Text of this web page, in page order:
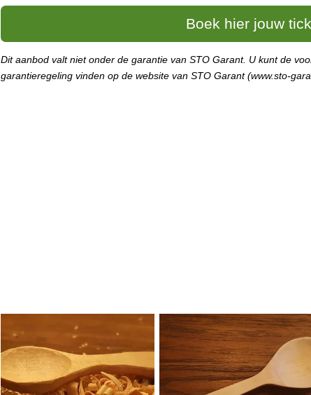
Boek hier jouw
Dit aanbod valt niet onder de garantie van STO Garant. U kunt de
garantieregeling vinden op de website van STO Garant (www.sto-